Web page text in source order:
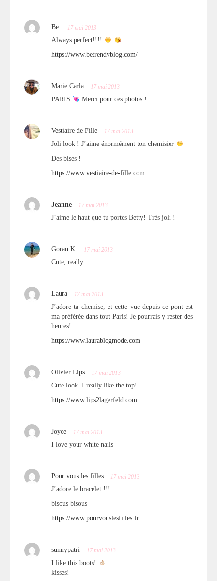
Be. 17 mai 2013
Always perfect!!!!
https://www.betrendyblog.com/
Marie Carla 17 mai 2013
PARIS Merci pour ces photos !
Vestiaire de Fille 17 mai 2013
Joli look ! J’aime énormément ton chemisier
Des bises !
https://www.vestiaire-de-fille.com
Jeanne 17 mai 2013
J’aime le haut que tu portes Betty! Très joli !
Goran K. 17 mai 2013
Cute, really.
Laura 17 mai 2013
J’adore ta chemise, et cette vue depuis ce pont est
ma préférée dans tout Paris! Je pourrais y rester des
heures!
https://www.laurablogmode.com
Olivier Lips 17 mai 2013
Cute look. I really like the top!
https://www.lips2lagerfeld.com
Joyce 17 mai 2013
I love your white nails
Pour vous les filles 17 mai 2013
J’adore le bracelet !!!
bisous bisous
https://www.pourvouslesfilles.fr
sunnypatri 17 mai 2013
I like this boots!
kisses!